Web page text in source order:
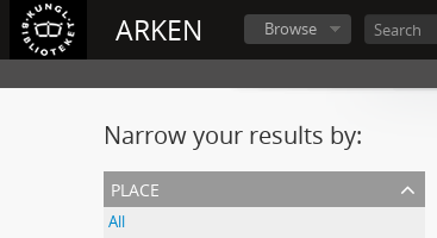
ARKEN Browse
Narrow your results by:
place
All